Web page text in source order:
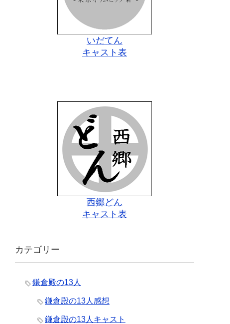
いだてん
キャスト表
西郷どん
キャスト表
カテゴリー
鎌倉殿の13人
鎌倉殿の13人感想
鎌倉殿の13人キャスト